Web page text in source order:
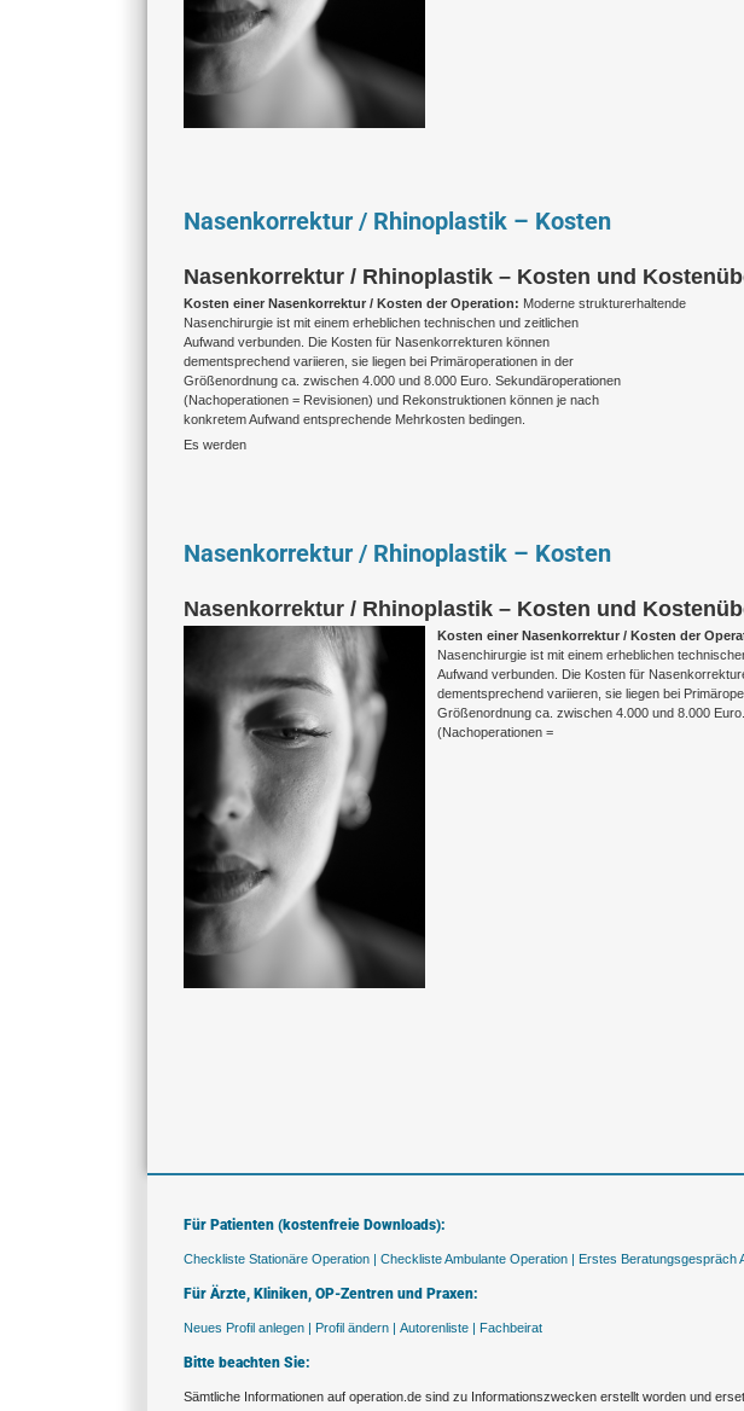
Nasenkorrektur / Rhinoplastik – Kosten
Nasenkorrektur / Rhinoplastik – Kosten und
Kosten einer Nasenkorrektur / Kosten der Operation: Moderne strukturerhaltende
Nasenchirurgie ist mit einem erheblichen technischen und zeitlichen
Aufwand verbunden. Die Kosten für Nasenkorrekturen können
dementsprechend variieren, sie liegen bei Primäroperationen in der
Größenordnung ca. zwischen 4.000 und 8.000 Euro. Sekundäroperationen
(Nachoperationen = Revisionen) und Rekonstruktionen können je nach
konkretem Aufwand entsprechende Mehrkosten bedingen.
Es werden
Nasenkorrektur / Rhinoplastik – Kosten
Nasenkorrektur / Rhinoplastik – Kosten und
Kosten einer Nasenkorrektur / Kosten der
Nasenchirurgie ist mit einem erheblichen
Aufwand verbunden. Die Kosten für
dementsprechend variieren, sie liegen bei
Größenordnung ca. zwischen 4.000 und 8.000
(Nachoperationen =
Für Patienten (kostenfreie Downloads):
Checkliste Stationäre Operation | Checkliste Ambulante Operation | Erstes Beratungsgespräch
Für Ärzte, Kliniken, OP-Zentren und Praxen:
Neues Profil anlegen | Profil ändern | Autorenliste | Fachbeirat
Bitte beachten Sie:
Sämtliche Informationen auf operation.de sind zu Informationszwecken erstellt worden und